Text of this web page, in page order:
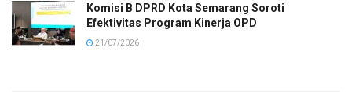
Komisi B DPRD Kota Semarang Soroti
Efektivitas Program Kinerja OPD
21/07/2026